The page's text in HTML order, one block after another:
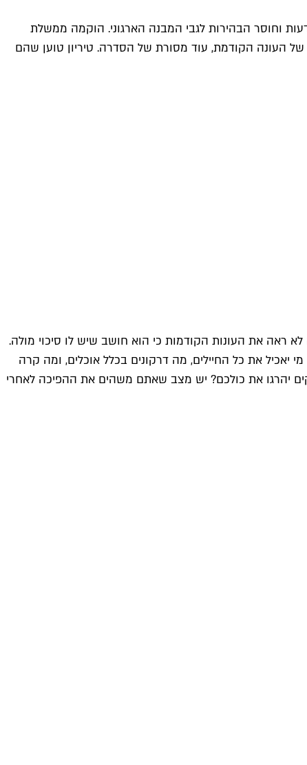
וחוסר הבהירות לגבי המבנה הארגוני. הוקמה ממשלת
העונה הקודמת, עוד מסורת של הסדרה. טיריון טוען שהם
ראה את העונות הקודמות כי הוא חושב שיש לו סיכוי מולה.
יאכיל את כל החיילים, מה דרקונים בכלל אוכלים, ומה קרה
יהרגו את כולכם? יש מצב שאתם משהים את ההפיכה לאחרי